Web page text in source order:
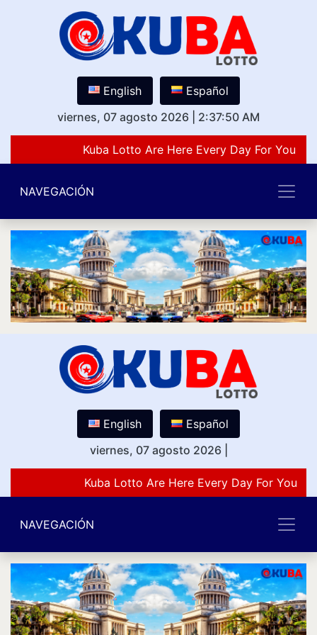
English
Español
viernes, 07 agosto 2026
2:37:50 AM
Kuba Lotto Are Here Every Day For You
NAVEGACIÓN
English
Español
viernes, 07 agosto 2026
Kuba Lotto Are Here Every Day For You
NAVEGACIÓN